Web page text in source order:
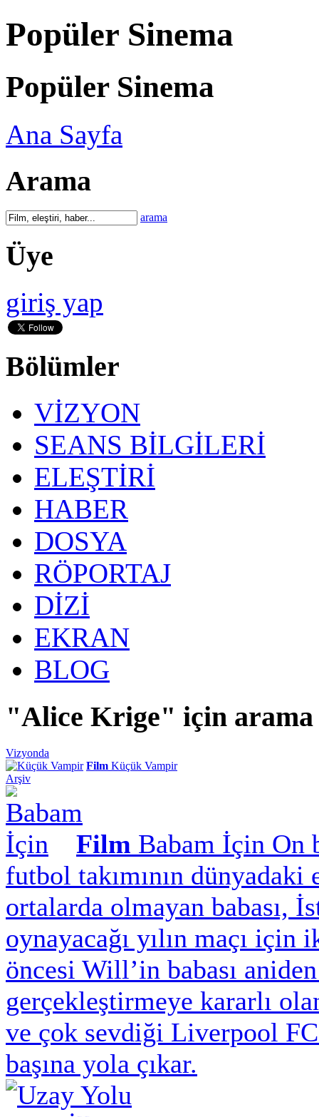
Popüler Sinema
Popüler Sinema
Ana Sayfa
Arama
arama
Üye
giriş yap
Bölümler
VİZYON
SEANS BİLGİLERİ
ELEŞTİRİ
HABER
DOSYA
RÖPORTAJ
DİZİ
EKRAN
BLOG
"Alice Krige" için arama
Vizyonda
Film Küçük Vampir
Arşiv
Film Babam İçin On
futbol takımının dünyadaki
ortalarda olmayan babası,
oynayacağı yılın maçı
öncesi Will’in babası
gerçekleştirmeye kararlı
ve çok sevdiği Liverpool
başına yola çıkar.